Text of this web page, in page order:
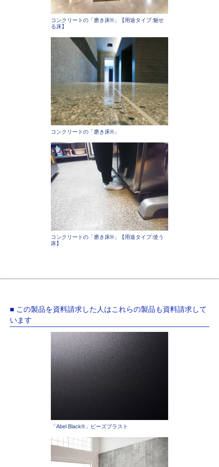
コンクリートの「磨き床®」【用途タイプ:魅せ
る床】
コンクリートの「磨き床®」
コンクリートの「磨き床®」【用途タイプ:使う
床】
■ この製品を資料請求した人はこれらの製品も資料請求して
います
「Abel Black®」ビーズブラスト